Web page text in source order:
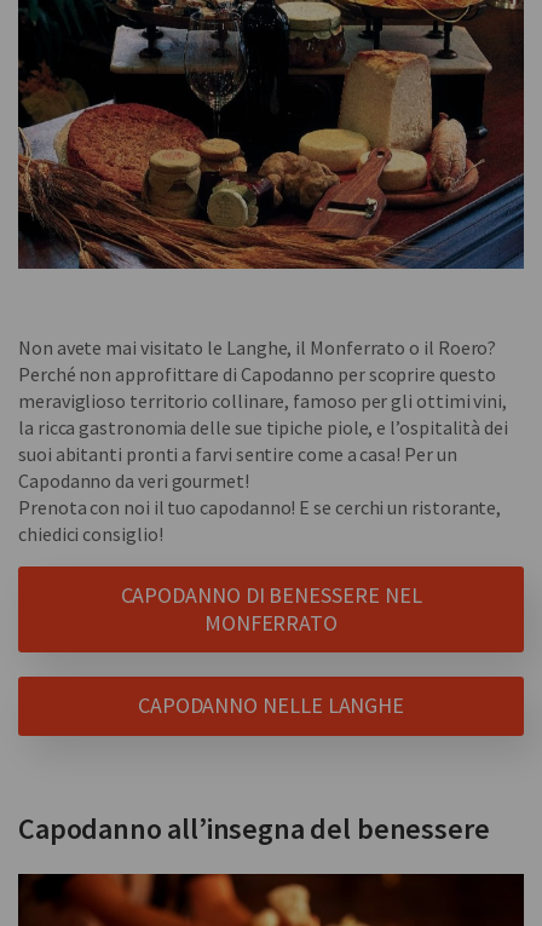
Non avete mai visitato le Langhe, il Monferrato o il Roero?
Perché non approfittare di Capodanno per scoprire questo
meraviglioso territorio collinare, famoso per gli ottimi vini,
la ricca gastronomia delle sue tipiche piole, e l’ospitalità dei
suoi abitanti pronti a farvi sentire come a casa! Per un
Capodanno da veri gourmet!
Prenota con noi il tuo capodanno! E se cerchi un ristorante,
chiedici consiglio!
CAPODANNO DI BENESSERE NEL
MONFERRATO
CAPODANNO NELLE LANGHE
Capodanno all’insegna del benessere